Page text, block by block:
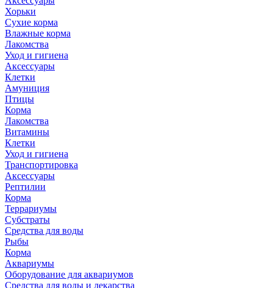
Хорьки
Сухие корма
Влажные корма
Лакомства
Уход и гигиена
Аксессуары
Клетки
Амуниция
Птицы
Корма
Лакомства
Витамины
Клетки
Уход и гигиена
Транспортировка
Аксессуары
Рептилии
Корма
Террариумы
Субстраты
Средства для воды
Рыбы
Корма
Аквариумы
Оборудование для аквариумов
Средства для воды и лекарства